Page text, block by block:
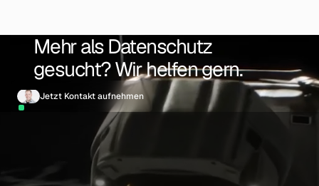
Mehr als Datenschutz
gesucht? Wir helfen gern.
Jetzt Kontakt aufnehmen